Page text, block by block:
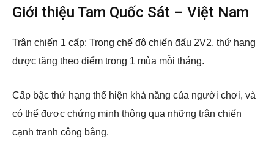
Giới thiệu Tam Quốc Sát – Việt Nam
Trận chiến 1 cấp: Trong chế độ chiến đấu 2V2, thứ hạng
được tăng theo điểm trong 1 mùa mỗi tháng.
Cấp bậc thứ hạng thể hiện khả năng của người chơi, và
có thể được chứng minh thông qua những trận chiến
cạnh tranh công bằng.